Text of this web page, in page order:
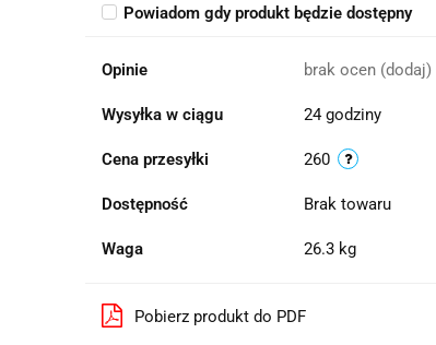
Powiadom gdy produkt będzie dostępny
Opinie brak ocen (dodaj)
Wysyłka w ciągu 24 godziny
Cena przesyłki 260
Dostępność Brak towaru
Waga 26.3 kg
Pobierz produkt do PDF